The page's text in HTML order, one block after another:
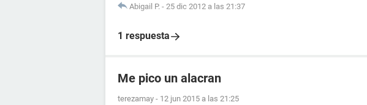
Abigail P. - 25 dic 2012 a las 21:37
1 respuesta
Me pico un alacran
terezamay - 12 jun 2015 a las 21:25